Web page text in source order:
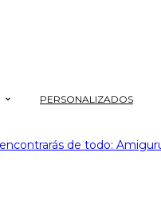
PERSONALIZADOS